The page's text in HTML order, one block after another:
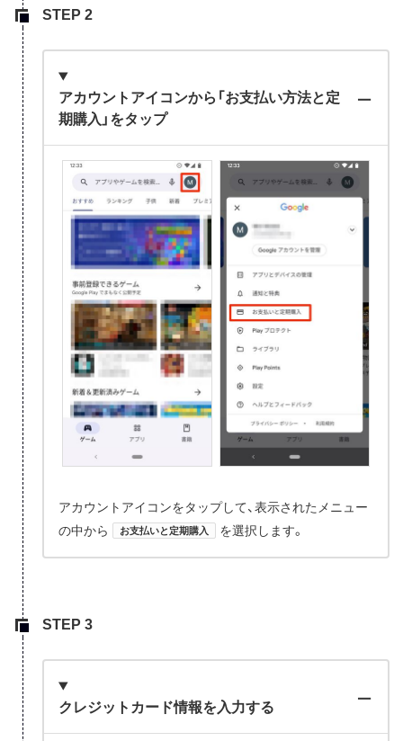
アカウントアイコンから「お支払い方法と定
期購入」をタップ
アカウントアイコンをタップして、表示されたメニュー
の中から
お支払いと定期購入 を選択します。
クレジットカード情報を入力する